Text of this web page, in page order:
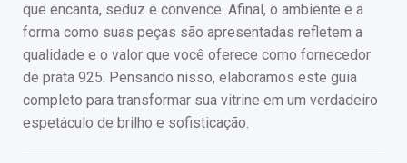
que encanta, seduz e convence. Afinal, o ambiente e a
forma como suas peças são apresentadas refletem a
qualidade e o valor que você oferece como fornecedor
de prata 925. Pensando nisso, elaboramos este guia
completo para transformar sua vitrine em um verdadeiro
espetáculo de brilho e sofisticação.